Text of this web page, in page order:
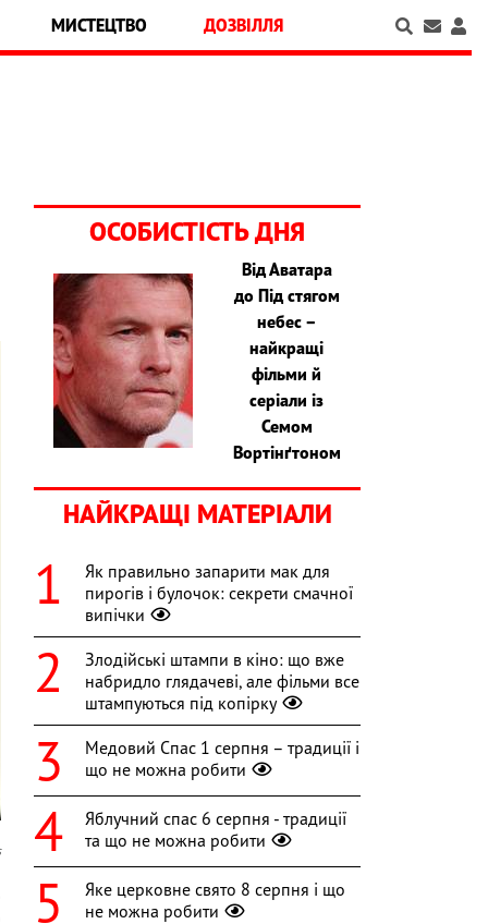
МИСТЕЦТВО ДОЗВІЛЛЯ
ОСОБИСТІСТЬ ДНЯ
Від Аватара
до Під стягом
небес –
найкращі
фільми й
серіали із
Семом
Вортінґтоном
НАЙКРАЩІ МАТЕРІАЛИ
Як правильно запарити мак для
пирогів і булочок: секрети смачної
випічки
Злодійські штампи в кіно: що вже
набридло глядачеві, але фільми все
штампуються під копірку
Медовий Спас 1 серпня – традиції і
що не можна робити
Яблучний спас 6 серпня - традиції
та що не можна робити
Яке церковне свято 8 серпня і що
не можна робити